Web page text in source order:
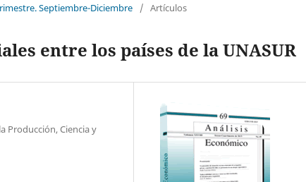
Septiembre-Diciembre / Artículos
entre los países de la UNASUR
Producción, Ciencia y